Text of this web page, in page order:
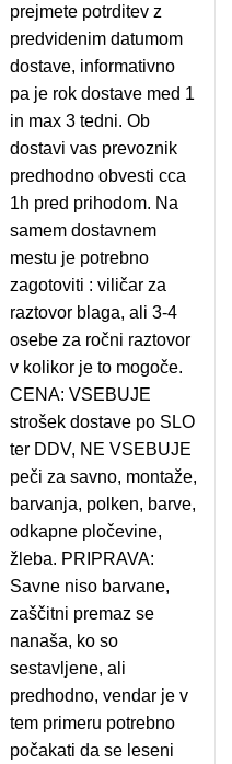
prejmete potrditev z
predvidenim datumom
dostave, informativno
pa je rok dostave med 1
in max 3 tedni. Ob
dostavi vas prevoznik
predhodno obvesti cca
1h pred prihodom. Na
samem dostavnem
mestu je potrebno
zagotoviti : viličar za
raztovor blaga, ali 3-4
osebe za ročni raztovor
v kolikor je to mogoče.
CENA: VSEBUJE
strošek dostave po SLO
ter DDV, NE VSEBUJE
peči za savno, montaže,
barvanja, polken, barve,
odkapne pločevine,
žleba. PRIPRAVA:
Savne niso barvane,
zaščitni premaz se
nanaša, ko so
sestavljene, ali
predhodno, vendar je v
tem primeru potrebno
počakati da se leseni